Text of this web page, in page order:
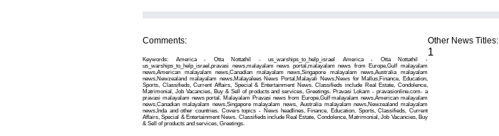
Comments:
Keywords: America - Otta Nottathil - us_warships_to_help_israel America - Otta Nottathil -
us_warships_to_help_israel,pravasi news,malayalam news portal,malayalam news from Europe,Gulf malayalam
news,American malayalam news,Canadian malayalam news,Singapore malayalam news,Australia malayalam
news,Newzealand malayalam news,Malayalees News Portal,Malayali News,News for Mallus,Finance, Education,
Sports, Classifieds, Current Affairs, Special & Entertainment News. Classifieds include Real Estate, Condolence,
Matrimonial, Job Vacancies, Buy & Sell of products and services, Greetings. Pravasi Lokam - pravasionline.com- a
pravasi malayalam news portal. Malayalam Pravasi news from Europe,Gulf malayalam news,American malayalam
news,Canadian malayalam news,Singapore malayalam news, Australia malayalam news,Newzealand malayalam
news,Inda and other countries. Covers topics - News headlines, Finance, Education, Sports, Classifieds, Current
Affairs, Special & Entertainment News. Classifieds include Real Estate, Condolence, Matrimonial, Job Vacancies, Buy
& Sell of products and services, Greetings.
Other News Titles:
1